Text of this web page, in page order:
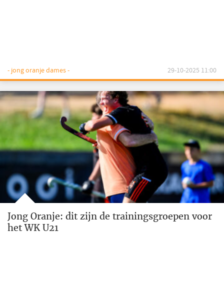
- jong oranje dames - 29-10-2025 11:00
Jong Oranje: dit zijn de trainingsgroepen voor
het WK U21